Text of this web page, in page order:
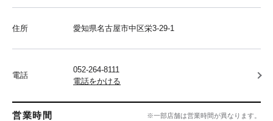
住所 愛知県名古屋市中区栄3-29-1
電話
052-264-8111
電話をかける
営業時間 ※一部店舗は営業時間が異なります。